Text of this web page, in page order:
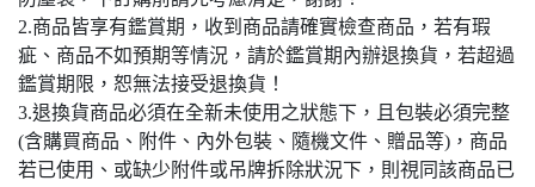
2.商品皆享有鑑賞期，收到商品請確實檢查商品，若有瑕
疵、商品不如預期等情況，請於鑑賞期內辦退換貨，若超過
鑑賞期限，恕無法接受退換貨！
3.退換貨商品必須在全新未使用之狀態下，且包裝必須完整
(含購買商品、附件、內外包裝、隨機文件、贈品等)，商品
若已使用、或缺少附件或吊牌拆除狀況下，則視同該商品已